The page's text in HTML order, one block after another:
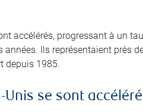
accélérés, progressant à un
Ils représentaient près
depuis 1985.
se sont